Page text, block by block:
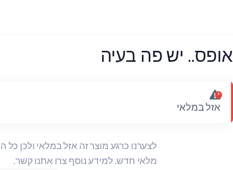
אופס.. יש פה בעיה
אזל במלאי
לצערנו כרגע מוצר זה אזל במלאי ולכן
מלאי חדש. למידע נוסף צרו אתנו קשר.